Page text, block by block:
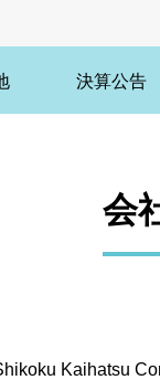
決算公告
会
Kaihatsu